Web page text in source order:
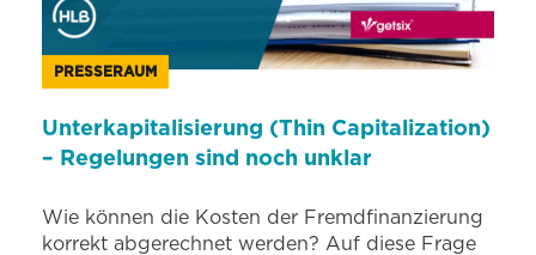
PRESSERAUM
Unterkapitalisierung (Thin Capitalization)
– Regelungen sind noch unklar
Wie können die Kosten der Fremdfinanzierung
korrekt abgerechnet werden? Auf diese Frage